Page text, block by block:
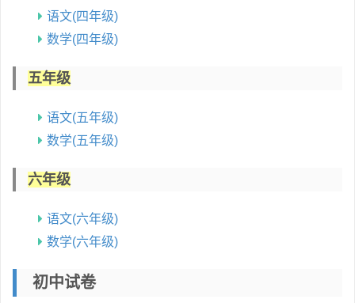
语文(四年级)
数学(四年级)
五年级
语文(五年级)
数学(五年级)
六年级
语文(六年级)
数学(六年级)
初中试卷